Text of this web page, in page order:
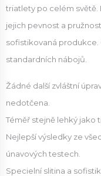
triatlety po celém světě.
jejich pevnost a
sofistikovaná produkce.
standardních nábojů.
Žádné další zvláštní
nedotčena.
Téměř stejně lehký jako
Nejlepší výsledky ze
únavových testech.
Specielní slitina a